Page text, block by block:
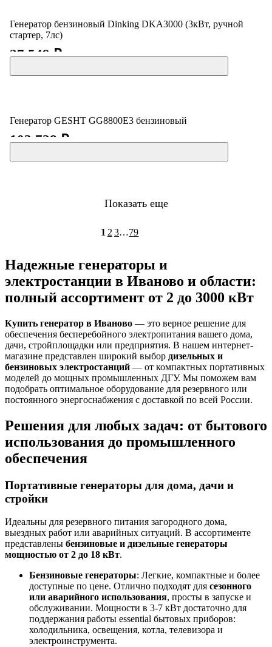
Генератор бензиновый Dinking DKA3000 (3кВт, ручной
стартер, 7лс)
27 549 ₽
Генератор GESHT GG8800E3 бензиновый
103 728 ₽
Показать еще
1 2 3…79
Надежные генераторы и
электростанции в Иваново и области:
полный ассортимент от 2 до 3000 кВт
Купить генератор в Иваново — это верное решение для
обеспечения бесперебойного электропитания вашего дома,
дачи, стройплощадки или предприятия. В нашем интернет-
магазине представлен широкий выбор дизельных и
бензиновых электростанций — от компактных портативных
моделей до мощных промышленных ДГУ. Мы поможем вам
подобрать оптимальное оборудование для резервного или
постоянного энергоснабжения с доставкой по всей России.
Решения для любых задач: от бытового
использования до промышленного
обеспечения
Портативные генераторы для дома, дачи и
стройки
Идеальны для резервного питания загородного дома,
выездных работ или аварийных ситуаций. В ассортименте
представлены бензиновые и дизельные генераторы
мощностью от 2 до 18 кВт.
Бензиновые генераторы: Легкие, компактные и более
доступные по цене. Отлично подходят для сезонного
или аварийного использования, просты в запуске и
обслуживании. Мощности в 3-7 кВт достаточно для
поддержания работы essential бытовых приборов:
холодильника, освещения, котла, телевизора и
электроинструмента.